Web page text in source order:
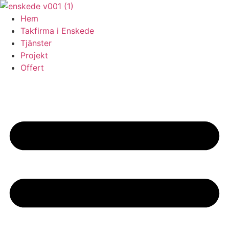
Skip
content
Hem
Takfirma i Enskede
Tjänster
Projekt
Offert